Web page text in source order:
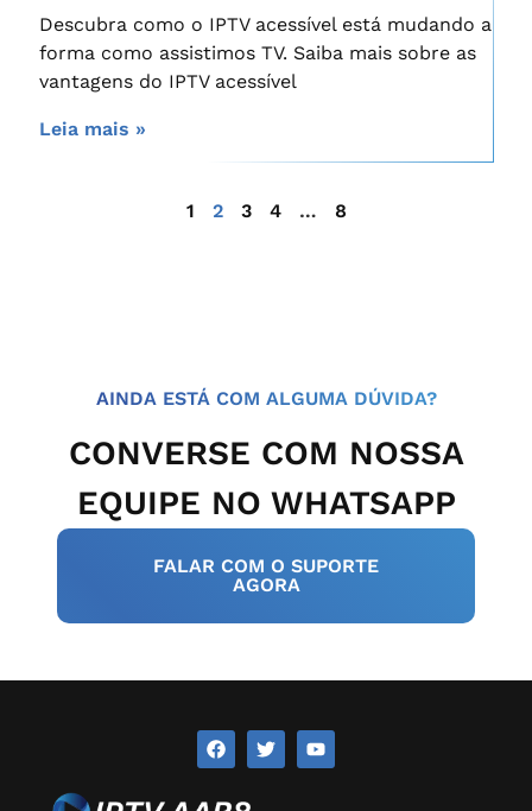
Descubra como o IPTV acessível está mudando a
forma como assistimos TV. Saiba mais sobre as
vantagens do IPTV acessível
Leia mais »
1 2 3 4 … 8
AINDA ESTÁ COM ALGUMA DÚVIDA?
CONVERSE COM NOSSA
EQUIPE NO WHATSAPP
FALAR COM O SUPORTE
AGORA